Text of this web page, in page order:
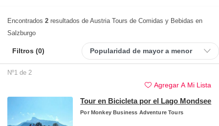
Encontrados 2 resultados de Austria Tours de Comidas y Bebidas en
Salzburgo
Nº1 de 2
Agregar A Mi Lista
Tour en Bicicleta por el Lago Mondsee
PorMonkey Business Adventure Tours
Filtros (0)